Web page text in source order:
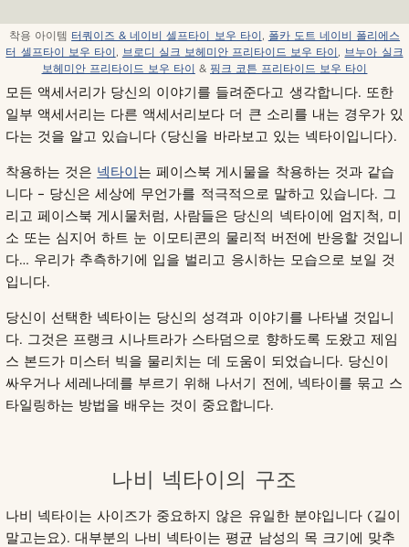
착용 아이템 터쿼이즈 & 네이비 셀프타이 보우 타이, 폴카 도트 네이비 폴리에스
터 셀프타이 보우 타이, 브로디 실크 보헤미안 프리타이드 보우 타이, 브누아 실크
보헤미안 프리타이드 보우 타이 & 핑크 코튼 프리타이드 보우 타이
모든 액세서리가 당신의 이야기를 들려준다고 생각합니다. 또한
일부 액세서리는 다른 액세서리보다 더 큰 소리를 내는 경우가 있
다는 것을 알고 있습니다 (당신을 바라보고 있는 넥타이입니다).
착용하는 것은 넥타이는 페이스북 게시물을 착용하는 것과 같습
니다 – 당신은 세상에 무언가를 적극적으로 말하고 있습니다. 그
리고 페이스북 게시물처럼, 사람들은 당신의 넥타이에 엄지척, 미
소 또는 심지어 하트 눈 이모티콘의 물리적 버전에 반응할 것입니
다… 우리가 추측하기에 입을 벌리고 응시하는 모습으로 보일 것
입니다.
당신이 선택한 넥타이는 당신의 성격과 이야기를 나타낼 것입니
다. 그것은 프랭크 시나트라가 스타덤으로 향하도록 도왔고 제임
스 본드가 미스터 빅을 물리치는 데 도움이 되었습니다. 당신이
싸우거나 세레나데를 부르기 위해 나서기 전에, 넥타이를 묶고 스
타일링하는 방법을 배우는 것이 중요합니다.
나비 넥타이의 구조
나비 넥타이는 사이즈가 중요하지 않은 유일한 분야입니다 (길이
말고는요). 대부분의 나비 넥타이는 평균 남성의 목 크기에 맞추